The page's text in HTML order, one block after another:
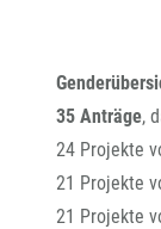
35 Anträge,
24 Projekte
21 Projekte
21 Projekte